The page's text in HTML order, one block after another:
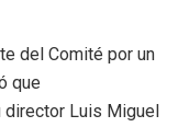
del Comité por un
que
director Luis Miguel